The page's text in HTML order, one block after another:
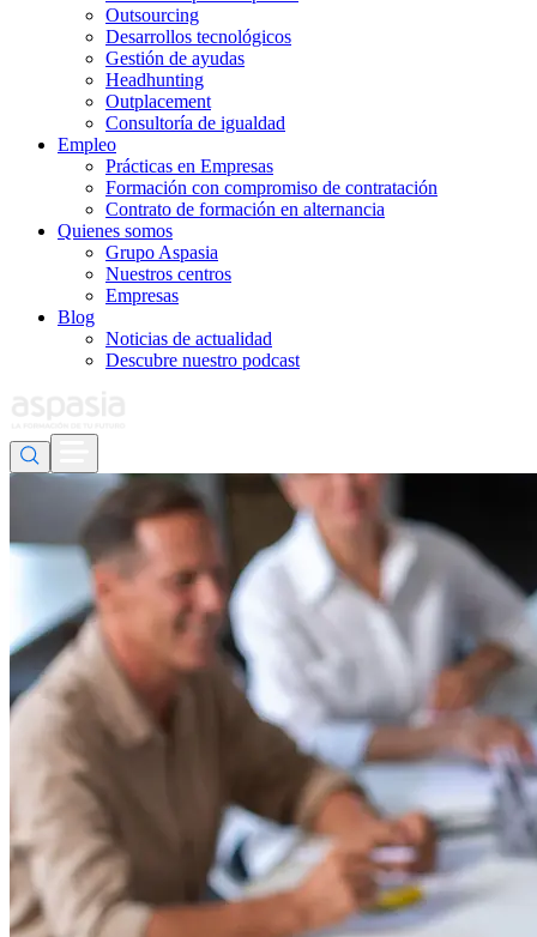
Outsourcing
Desarrollos tecnológicos
Gestión de ayudas
Headhunting
Outplacement
Consultoría de igualdad
Empleo
Prácticas en Empresas
Formación con compromiso de contratación
Contrato de formación en alternancia
Quienes somos
Grupo Aspasia
Nuestros centros
Empresas
Blog
Noticias de actualidad
Descubre nuestro podcast